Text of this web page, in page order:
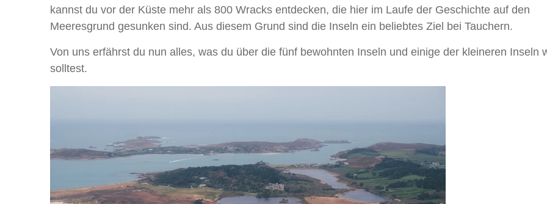
kannst du vor der Küste mehr als 800 Wracks entdecken, die hier im Laufe der Geschichte auf den
Meeresgrund gesunken sind. Aus diesem Grund sind die Inseln ein beliebtes Ziel bei Tauchern.
Von uns erfährst du nun alles, was du über die fünf bewohnten Inseln und einige der kleineren Inseln
solltest.